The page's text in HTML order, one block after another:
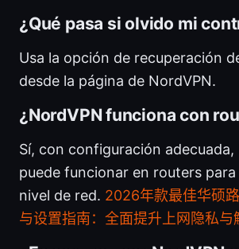
¿Qué pasa si olvido mi
Usa la opción de recuperación
desde la página de NordVPN.
¿NordVPN funciona con
Sí, con configuración adecuada,
puede funcionar en routers
nivel de red. 2026年款最佳华硕
与设置指南：全面提升上网隐私与